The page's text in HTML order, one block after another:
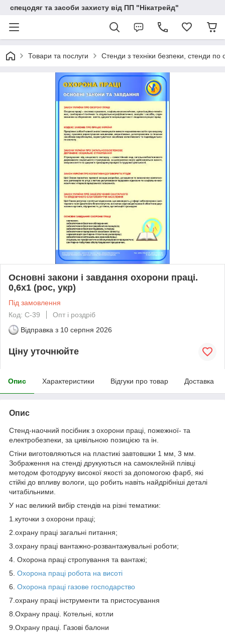
спецодяг та засоби захисту від ПП "Нікатрейд"
Товари та послуги Стенди з техніки безпеки, стенди по
Основні закони і завдання охорони праці.
0,6х1 (рос, укр)
Під замовлення
Код: С-39
Опт і роздріб
Відправка з 10 серпня 2026
Ціну уточнюйте
Опис Характеристики Відгуки про товар Доставка
Опис
Стенд-наочний посібник з охорони праці, пожежної- та
електробезпеки, за цивільною позицією та ін.
Стіни виготовляються на пластикі завтовшки 1 мм, 3 мм.
Зображення на стенді друкуються на самоклейній плівці
методом фотодруку високої якості за допомогою фарб, які
стійкі до впливу вологи, що робить навіть найдрібніші деталі
читабільними.
У нас великий вибір стендів на різні тематики:
1.куточки з охорони праці;
2.охрану праці загальні питання;
3.охрану праці вантажно-розвантажувальні роботи;
4. Охорона праці стропування та вантажі;
5. Охорона праці робота на висоті
6. Охорона праці газове господарство
7.охрану праці інструменти та пристосування
8.Охрану праці. Котельні, котли
9.Охрану праці. Газові балони